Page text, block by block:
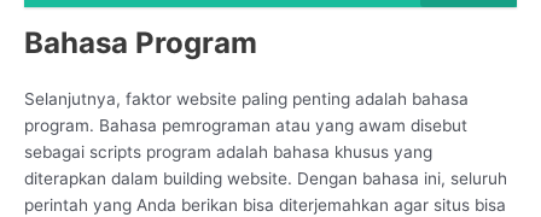
Bahasa Program
Selanjutnya, faktor website paling penting adalah bahasa
program. Bahasa pemrograman atau yang awam disebut
sebagai scripts program adalah bahasa khusus yang
diterapkan dalam building website. Dengan bahasa ini, seluruh
perintah yang Anda berikan bisa diterjemahkan agar situs bisa